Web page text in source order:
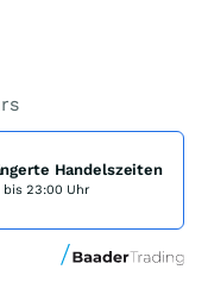
Handelszeiten
bis 23:00 Uhr